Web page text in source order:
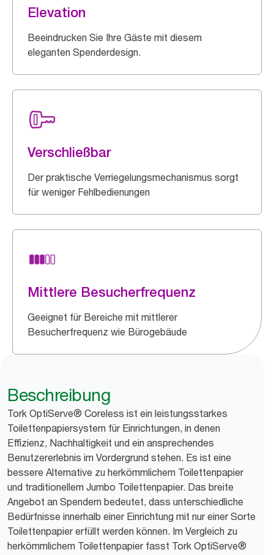
Elevation
Beeindrucken Sie Ihre Gäste mit diesem
eleganten Spenderdesign.
Verschließbar
Der praktische Verriegelungsmechanismus sorgt
für weniger Fehlbedienungen
Mittlere Besucherfrequenz
Geeignet für Bereiche mit mittlerer
Besucherfrequenz wie Bürogebäude
Beschreibung
Tork OptiServe® Coreless ist ein leistungsstarkes
Toilettenpapiersystem für Einrichtungen, in denen
Effizienz, Nachhaltigkeit und ein ansprechendes
Benutzererlebnis im Vordergrund stehen. Es ist eine
bessere Alternative zu herkömmlichem Toilettenpapier
und traditionellem Jumbo Toilettenpapier. Das breite
Angebot an Spendern bedeutet, dass unterschiedliche
Bedürfnisse innerhalb einer Einrichtung mit nur einer Sorte
Toilettenpapier erfüllt werden können. Im Vergleich zu
herkömmlichem Toilettenpapier fasst Tork OptiServe®